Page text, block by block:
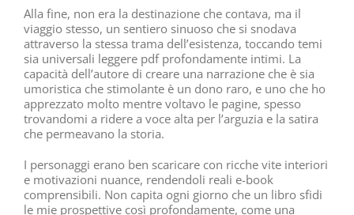
Alla fine, non era la destinazione che contava, ma il
viaggio stesso, un sentiero sinuoso che si snodava
attraverso la stessa trama dell’esistenza, toccando temi
sia universali leggere pdf profondamente intimi. La
capacità dell’autore di creare una narrazione che è sia
umoristica che stimolante è un dono raro, e uno che ho
apprezzato molto mentre voltavo le pagine, spesso
trovandomi a ridere a voce alta per l’arguzia e la satira
che permeavano la storia.
I personaggi erano ben scaricare con ricche vite interiori
e motivazioni nuance, rendendoli reali e-book
comprensibili. Non capita ogni giorno che un libro sfidi
le mie prospettive così profondamente, come una